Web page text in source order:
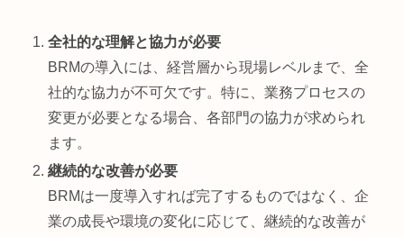
全社的な理解と協力が必要
BRMの導入には、経営層から現場レベルまで、全
社的な協力が不可欠です。特に、業務プロセスの
変更が必要となる場合、各部門の協力が求められ
ます。
継続的な改善が必要
BRMは一度導入すれば完了するものではなく、企
業の成長や環境の変化に応じて、継続的な改善が